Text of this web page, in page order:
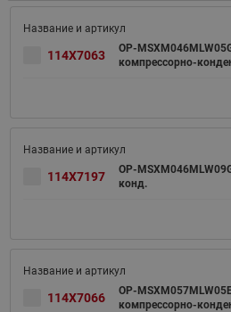
114X7063
OP-
компрессорно-
114X7197
OP-
конд.
114X7066
OP-
компрессорно-